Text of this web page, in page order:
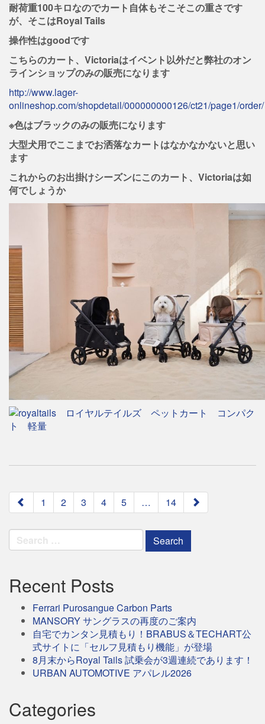
耐荷重100キロなのでカート自体もそこそこの重さです
が、そこはRoyal Tails
操作性はgoodです
こちらのカート、Victoriaはイベント以外だと弊社のオン
ラインショップのみの販売になります
http://www.lager-
onlineshop.com/shopdetail/000000000126/ct21/page1/order/
※色はブラックのみの販売になります
大型犬用でここまでお洒落なカートはなかなかないと思い
ます
これからのお出掛けシーズンにこのカート、Victoriaは如
何でしょうか
paging-
navigation
1 2 3 4 5 … 14
Search
for:
Recent Posts
Ferrari Purosangue Carbon Parts
MANSORY サングラスの再度のご案内
自宅でカンタン見積もり！BRABUS＆TECHART公
式サイトに「セルフ見積もり機能」が登場
8月末からRoyal Tails 試乗会が3週連続であります！
URBAN AUTOMOTIVE アパレル2026
Categories